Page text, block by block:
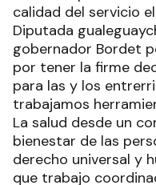
calidad del servicio
Diputada
gobernador Bordet
por tener la firme
para las y los
trabajamos
La salud desde un
bienestar de las
derecho universal y
que trabajo